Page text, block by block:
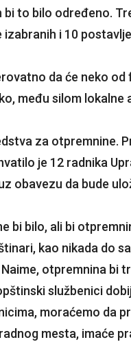
to bilo određeno.
i 10
da će neko
među silom
za otpremnine.
je 12 radnika
obavezu da bude
bi bilo, ali bi
kao nikada do
otpremnina bi
službenici
moraćemo da
mesta, imaće